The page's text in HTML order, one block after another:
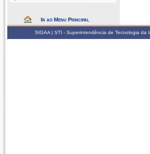
Ir ao Menu Principal
SIGAA | STI - Superintendência de Tecnologia